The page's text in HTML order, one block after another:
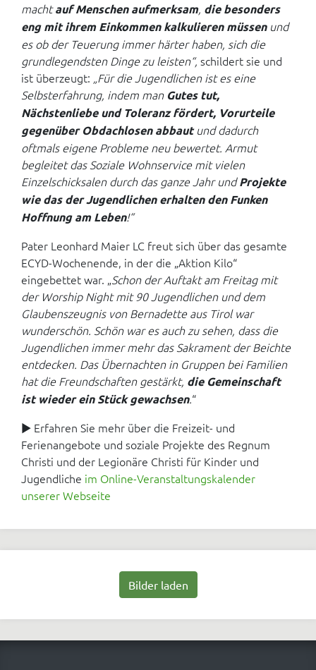
machtauf Menschen aufmerksam, die besonders
eng mit ihrem Einkommen kalkulieren müssenund
es ob der Teuerung immer härter haben, sich die
grundlegendsten Dinge zu leisten“, schildert sie und
ist überzeugt: „Für die Jugendlichen ist es eine
Selbsterfahrung, indem man Gutes tut,
Nächstenliebe und Toleranz fördert, Vorurteile
gegenüber Obdachlosen abbautund dadurch
oftmals eigene Probleme neu bewertet. Armut
begleitet das Soziale Wohnservice mit vielen
Einzelschicksalen durch das ganze Jahr undProjekte
wie das der Jugendlichen erhalten den Funken
Hoffnung am Leben!“
Pater Leonhard Maier LC freut sich über das gesamte
ECYD-Wochenende, in der die „Aktion Kilo“
eingebettet war. „Schon der Auftakt am Freitag mit
der Worship Night mit 90 Jugendlichen und dem
Glaubenszeugnis von Bernadette aus Tirol war
wunderschön. Schön war es auch zu sehen, dass die
Jugendlichen immer mehr das Sakrament der Beichte
entdecken. Das Übernachten in Gruppen bei Familien
hat die Freundschaften gestärkt, die Gemeinschaft
ist wieder ein Stück gewachsen.“
► Erfahren Sie mehr über die Freizeit- und
Ferienangebote und soziale Projekte des Regnum
Christi und der Legionäre Christi für Kinder und
Jugendliche im Online-Veranstaltungskalender
unserer Webseite
Bilder laden